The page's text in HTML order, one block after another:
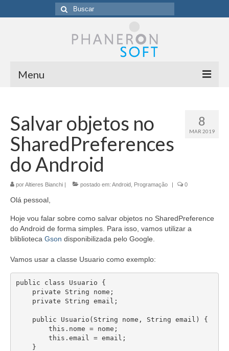
Buscar
por:
Menu
Sobre a Phaneronsoft
Clientes
Blog
Contato
8
MAR 2019
Salvar objetos no
SharedPreferences
do Android
porAltieres Bianchi | postado em: Android Programação | 0
Olá pessoal,
Hoje vou falar sobre como salvar objetos no SharedPreference
do Android de forma simples. Para isso, vamos utilizar a
bliblioteca Gson disponibilizada pelo Google.
Vamos usar a classe Usuario como exemplo:
public class Usuario {